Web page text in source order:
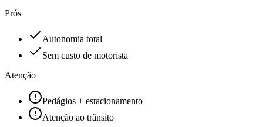
Prós
Autonomia total
Sem custo de motorista
Atenção
Pedágios + estacionamento
Atenção ao trânsito